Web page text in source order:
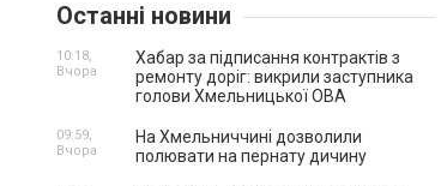
Останні новини
Хабар за підписання контрактів з
ремонту доріг: викрили заступника
голови Хмельницької ОВА
10:18,
Вчора
На Хмельниччині дозволили
полювати на пернату дичину
09:59,
Вчора